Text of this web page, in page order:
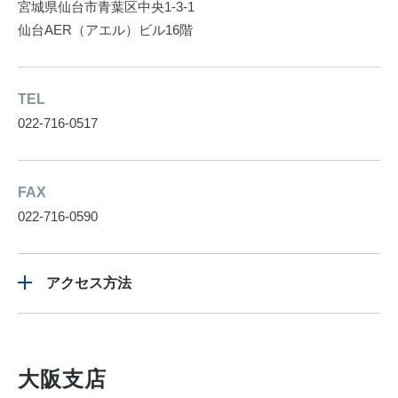
宮城県仙台市青葉区中央1-3-1
仙台AER（アエル）ビル16階
TEL
022-716-0517
FAX
022-716-0590
アクセス方法
大阪支店